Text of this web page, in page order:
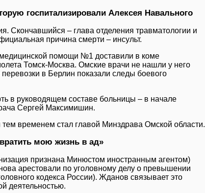
госпитализировали Алексея Навального
Скончавшийся – глава отделения травматологии и
причина смерти – инсульт.
медицинской помощи №1 доставили в коме
Томск-Москва. Омские врачи не нашли у него
в Берлин показали следы боевого
в руководящем составе больницы – в начале
Сергей Максимишин.
временем стал главой Минздрава Омской области.
мою жизнь в ад»
признана Минюстом иностранным агентом)
арестовали по уголовному делу о превышении
кодекса России). Жданов связывает это
деятельностью.